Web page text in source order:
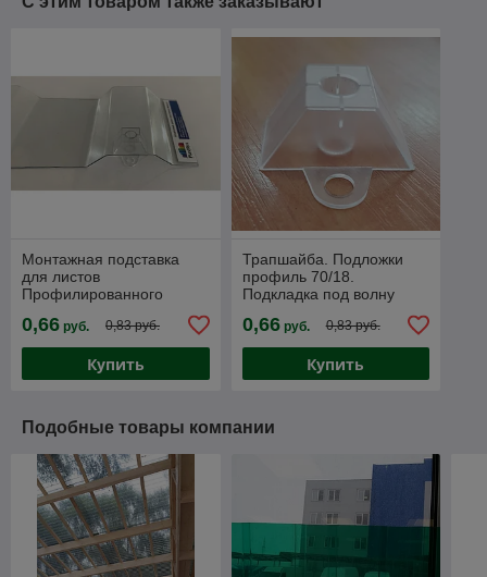
Монтажная подставка
для листов
Профилированного
0,66 руб. 0,83 руб.
Купить
Трапшайба. Подложки
профиль 70/18.
Подкладка под волну
0,66руб. 0,83 руб.
Купить
Подобные товары компании